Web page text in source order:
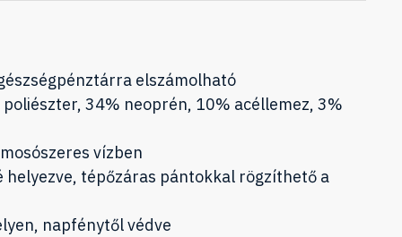
elszámolható
34% neoprén, 10% acéllemez, 3%
vízben
helyezve, tépőzáras pántokkal rögzíthető a
napfénytől védve